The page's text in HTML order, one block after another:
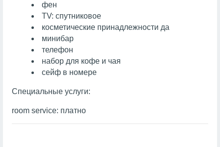
фен
TV: спутниковое
косметические принадлежности да
минибар
телефон
набор для кофе и чая
сейф в номере
Специальные услуги:
room service: платно